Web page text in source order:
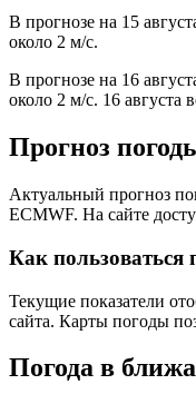
В прогнозе на 15
около 2 м/с.
В прогнозе на 16
около 2 м/с. 16 августа
Прогноз
Актуальный прогноз
ECMWF. На сайте
Как пользоваться
Текущие показатели
сайта. Карты погоды
Погода в